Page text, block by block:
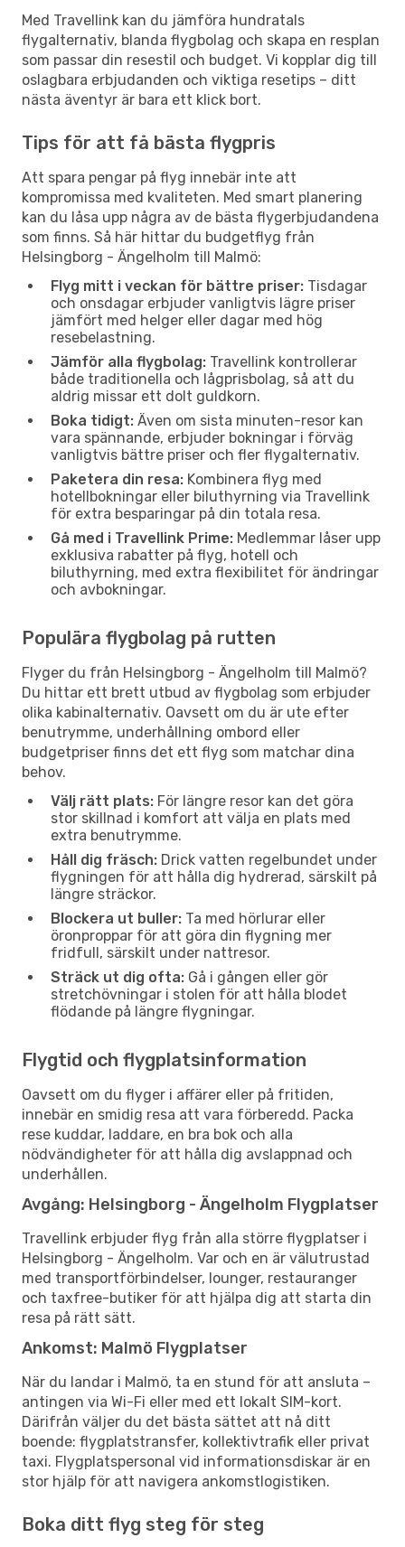
Med Travellink kan du jämföra hundratals
flygalternativ, blanda flygbolag och skapa en resplan
som passar din resestil och budget. Vi kopplar dig till
oslagbara erbjudanden och viktiga resetips – ditt
nästa äventyr är bara ett klick bort.
Tips för att få bästa flygpris
Att spara pengar på flyg innebär inte att
kompromissa med kvaliteten. Med smart planering
kan du låsa upp några av de bästa flygerbjudandena
som finns. Så här hittar du budgetflyg från
Helsingborg - Ängelholm till Malmö:
Flyg mitt i veckan för bättre priser: Tisdagar
och onsdagar erbjuder vanligtvis lägre priser
jämfört med helger eller dagar med hög
resebelastning.
Jämför alla flygbolag: Travellink kontrollerar
både traditionella och lågprisbolag, så att du
aldrig missar ett dolt guldkorn.
Boka tidigt: Även om sista minuten-resor kan
vara spännande, erbjuder bokningar i förväg
vanligtvis bättre priser och fler flygalternativ.
Paketera din resa: Kombinera flyg med
hotellbokningar eller biluthyrning via Travellink
för extra besparingar på din totala resa.
Gå med i Travellink Prime: Medlemmar låser upp
exklusiva rabatter på flyg, hotell och
biluthyrning, med extra flexibilitet för ändringar
och avbokningar.
Populära flygbolag på rutten
Flyger du från Helsingborg - Ängelholm till Malmö?
Du hittar ett brett utbud av flygbolag som erbjuder
olika kabinalternativ. Oavsett om du är ute efter
benutrymme, underhållning ombord eller
budgetpriser finns det ett flyg som matchar dina
behov.
Välj rätt plats: För längre resor kan det göra
stor skillnad i komfort att välja en plats med
extra benutrymme.
Håll dig fräsch: Drick vatten regelbundet under
flygningen för att hålla dig hydrerad, särskilt på
längre sträckor.
Blockera ut buller: Ta med hörlurar eller
öronproppar för att göra din flygning mer
fridfull, särskilt under nattresor.
Sträck ut dig ofta: Gå i gången eller gör
stretchövningar i stolen för att hålla blodet
flödande på längre flygningar.
Flygtid och flygplatsinformation
Oavsett om du flyger i affärer eller på fritiden,
innebär en smidig resa att vara förberedd. Packa
rese kuddar, laddare, en bra bok och alla
nödvändigheter för att hålla dig avslappnad och
underhållen.
Avgång: Helsingborg - Ängelholm Flygplatser
Travellink erbjuder flyg från alla större flygplatser i
Helsingborg - Ängelholm. Var och en är välutrustad
med transportförbindelser, lounger, restauranger
och taxfree-butiker för att hjälpa dig att starta din
resa på rätt sätt.
Ankomst: Malmö Flygplatser
När du landar i Malmö, ta en stund för att ansluta –
antingen via Wi-Fi eller med ett lokalt SIM-kort.
Därifrån väljer du det bästa sättet att nå ditt
boende: flygplatstransfer, kollektivtrafik eller privat
taxi. Flygplatspersonal vid informationsdiskar är en
stor hjälp för att navigera ankomstlogistiken.
Boka ditt flyg steg för steg